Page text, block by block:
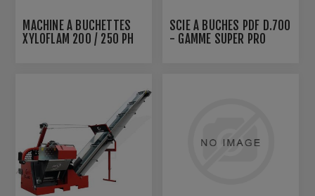
MACHINE À BUCHETTES
XYLOFLAM 200 / 250 PH
SCIE À BÛCHES PDF D.700
- GAMME SUPER PRO